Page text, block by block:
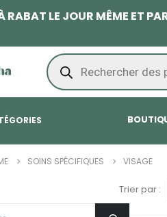
RABAT LE JOUR MÊME ET
SOINS SPÉCIFIQUES VISAGE
Trier par :